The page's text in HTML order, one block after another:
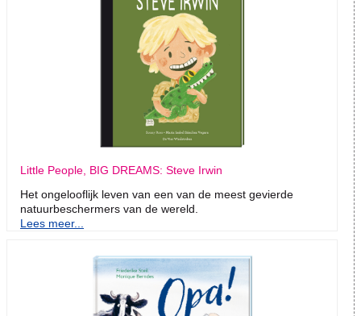
Little People, BIG DREAMS: Steve Irwin
Het ongelooflijk leven van een van de meest gevierde
natuurbeschermers van de wereld.
Lees meer...